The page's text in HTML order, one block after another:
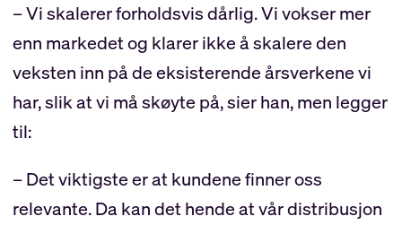
– Vi skalerer forholdsvis dårlig. Vi vokser mer
enn markedet og klarer ikke å skalere den
veksten inn på de eksisterende årsverkene vi
har, slik at vi må skøyte på, sier han, men legger
til:
– Det viktigste er at kundene finner oss
relevante. Da kan det hende at vår distribusjon